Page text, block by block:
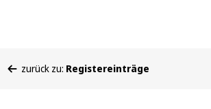
befinden
zurück zu: Registereinträge